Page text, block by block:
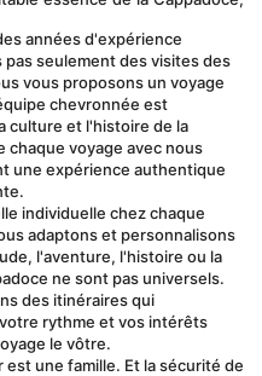
années d'expérience
seulement des visites des
vous proposons un voyage
chevronnée est
culture et l'histoire de la
chaque voyage avec nous
une expérience authentique
individuelle chez chaque
adaptons et personnalisons
l'aventure, l'histoire ou la
ne sont pas universels.
des itinéraires qui
rythme et vos intérêts
le vôtre.
une famille. Et la sécurité de